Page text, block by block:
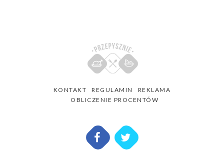
KONTAKT REGULAMIN
REKLAMA
OBLICZENIE PROCENTÓW